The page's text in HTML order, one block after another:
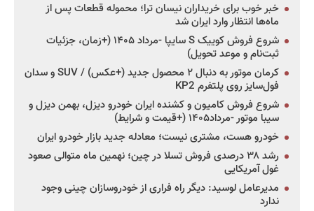
خبر خوب برای خریداران نیسان ترا؛ محموله قطعات پس از
ماه‌ها انتظار وارد ایران شد
شروع فروش کوییک S سایپا -مرداد ۱۴۰۵ (+زمان، جزئیات
ثبت‌نام و موعد تحویل)
کرمان موتور به دنبال ۲ محصول جدید (+عکس) / SUV و سدان
فول‌سایز روی پلتفرم KP2
شروع فروش کامیون و کشنده ایران خودرو دیزل، بهمن دیزل و
سیبا موتور -مرداد۱۴۰۵ (+قیمت و شرایط)
خودرو هست، مشتری نیست؛ معادله جدید بازار خودرو ایران
رشد ۳۸ درصدی فروش تسلا در چین؛ نهمین ماه متوالی صعود
غول آمریکایی
مدیرعامل لوسید: دیگر راه فراری از خودروسازان چینی وجود
ندارد